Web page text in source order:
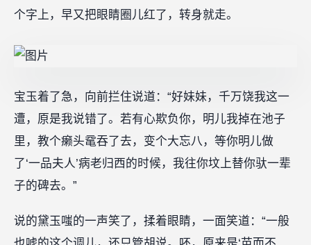
个字上，早又把眼睛圈儿红了，转身就走。
宝玉着了急，向前拦住说道：“好妹妹，千万饶我这一
遭，原是我说错了。若有心欺负你，明儿我掉在池子
里，教个癞头鼋吞了去，变个大忘八，等你明儿做
了‘一品夫人’病老归西的时候，我往你坟上替你驮一辈
子的碑去。”
说的黛玉嗤的一声笑了，揉着眼睛，一面笑道：“一般